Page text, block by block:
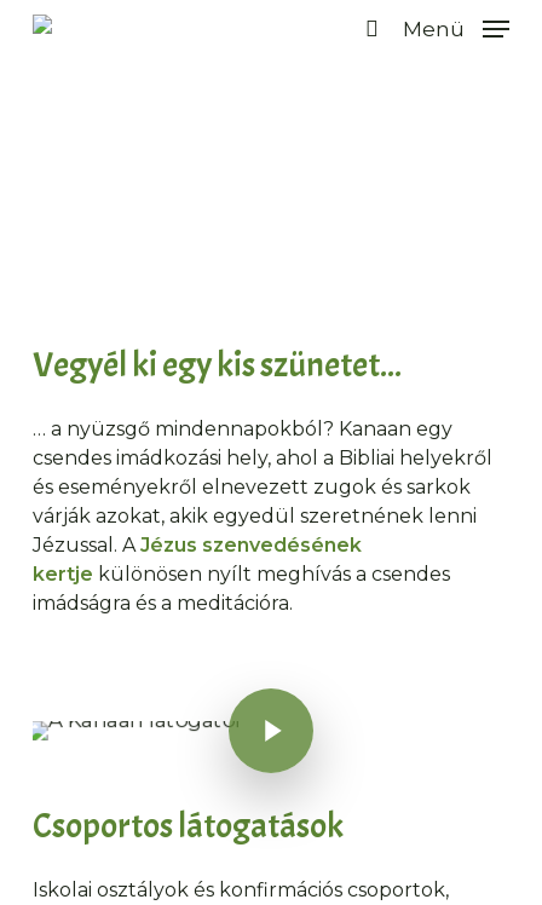
Ugrás
Menü
Vegyél ki egy kis szünetet...
… a nyüzsgő mindennapokból? Kanaan egy
csendes imádkozási hely, ahol a Bibliai helyekről
és eseményekről elnevezett zugok és sarkok
várják azokat, akik egyedül szeretnének lenni
Jézussal. AJézus szenvedésének
kertje különösen nyílt meghívás a csendes
imádságra és a meditációra.
Videó lejátszása
Videó lejátszása
Csoportos látogatások
Iskolai osztályok és konfirmációs csoportok,